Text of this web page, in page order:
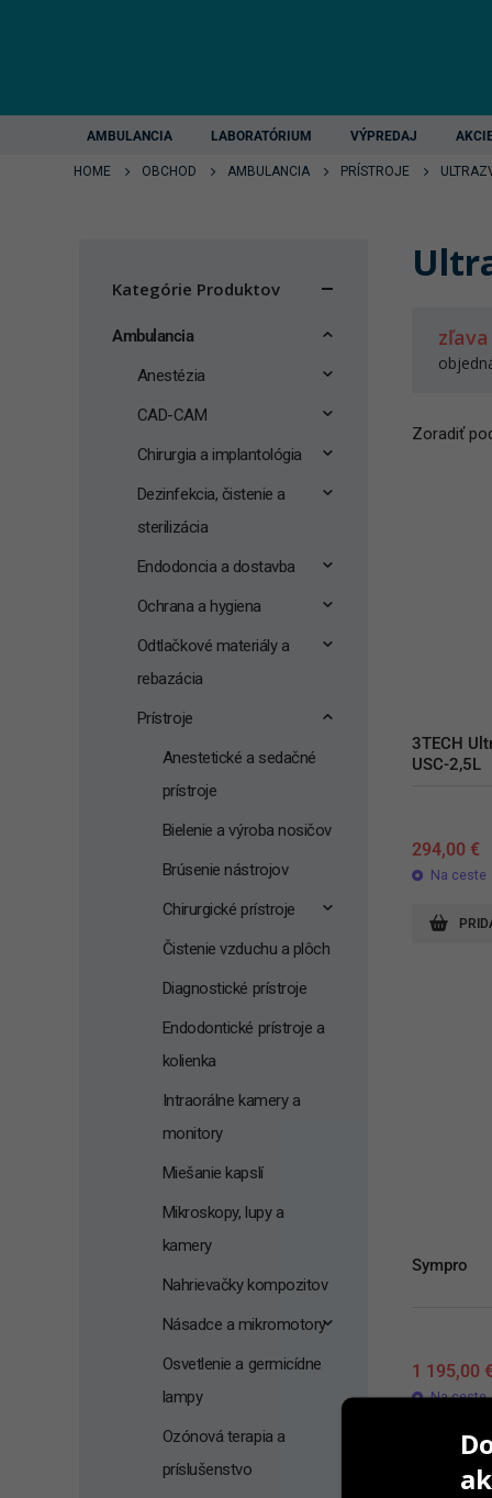
AMBULANCIA LABORATÓRIUM VÝPREDAJ
HOME OBCHOD AMBULANCIA PRÍSTROJE
zľava
Zoradiť
3TECH
USC-2,5L
294,00 €
Na ceste
Sympro
1 195,00 €
Na ceste
Kategórie Produktov
Ambulancia
Anestézia
CAD-CAM
Chirurgia a implantológia
Dezinfekcia, čistenie a
sterilizácia
Endodoncia a dostavba
Ochrana a hygiena
Odtlačkové materiály a
rebazácia
Prístroje
Anestetické a sedačné
prístroje
Bielenie a výroba nosičov
Brúsenie nástrojov
Chirurgické prístroje
Čistenie vzduchu a plôch
Diagnostické prístroje
Endodontické prístroje a
kolienka
Intraorálne kamery a
monitory
Miešanie kapslí
Mikroskopy, lupy a
kamery
Nahrievačky kompozitov
Násadce a mikromotory
Osvetlenie a germicídne
lampy
Ozónová terapia a
príslušenstvo